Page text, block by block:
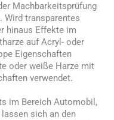
Machbarkeitsprüfung
Wird transparentes
hinaus Effekte im
auf Acryl- oder
Eigenschaften
oder weiße Harze mit
verwendet.
im Bereich Automobil,
sich an den